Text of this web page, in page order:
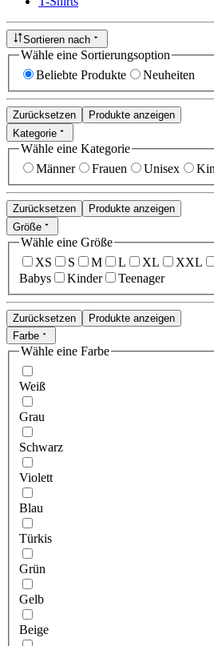
Sortieren nach
Wähle eine Sortierungsoption
Beliebte Produkte
Neuheiten
Zurücksetzen
Produkte anzeigen
Kategorie
Wähle eine Kategorie
Männer
Frauen Unisex
Zurücksetzen
Produkte anzeigen
Größe
Wähle eine Größe
XS
S M L XL XXL
Babys
Kinder Teenager
Zurücksetzen
Produkte anzeigen
Farbe
Wähle eine Farbe
Weiß
Grau
Schwarz
Violett
Blau
Türkis
Grün
Gelb
Beige